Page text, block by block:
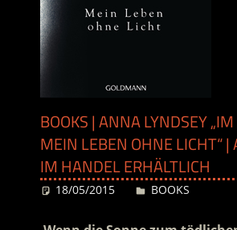
BOOKS | ANNA LYNDSEY
MEIN LEBEN OHNE LICHT“ |
IM HANDEL ERHÄLTLICH
18/05/2015 Desiree
BOOKS